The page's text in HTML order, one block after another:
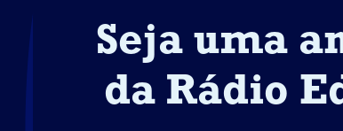
Seja uma
da Rádio